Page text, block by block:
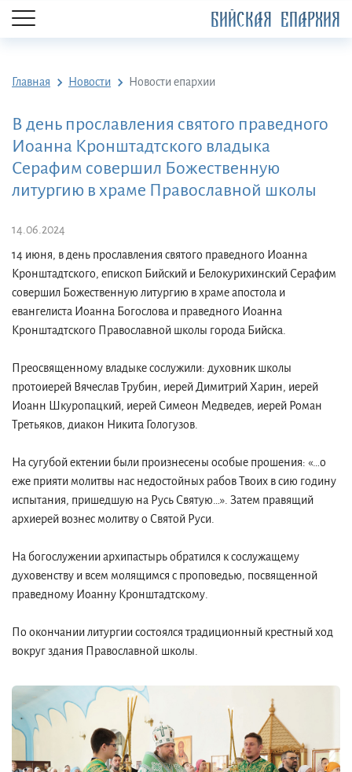
БИЙСКАЯ ЕПАРХИЯ
Главная Новости Новости епархии
В день прославления святого праведного
Иоанна Кронштадтского владыка
Серафим совершил Божественную
литургию в храме Православной школы
14.06.2024
14 июня, в день прославления святого праведного Иоанна
Кронштадтского, епископ Бийский и Белокурихинский Серафим
совершил Божественную литургию в храме апостола и
евангелиста Иоанна Богослова и праведного Иоанна
Кронштадтского Православной школы города Бийска.
Преосвященному владыке сослужили: духовник школы
протоиерей Вячеслав Трубин, иерей Димитрий Харин, иерей
Иоанн Шкуропацкий, иерей Симеон Медведев, иерей Роман
Третьяков, диакон Никита Гологузов.
На сугубой ектении были произнесены особые прошения: «…о
еже прияти молитвы нас недостойных рабов Твоих в сию годину
испытания, пришедшую на Русь Святую…». Затем правящий
архиерей вознес молитву о Святой Руси.
На богослужении архипастырь обратился к сослужащему
духовенству и всем молящимся с проповедью, посвященной
праведному Иоанну Кронштадтскому.
По окончании литургии состоялся традиционный крестный ход
вокруг здания Православной школы.